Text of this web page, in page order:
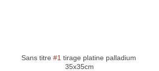
Sans titre #1 tirage platine palladium
35x35cm